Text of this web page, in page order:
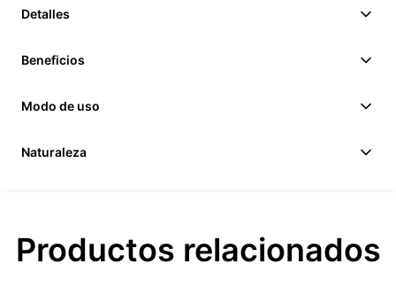
Detalles
Beneficios
Modo de uso
Naturaleza
Productos relacionados